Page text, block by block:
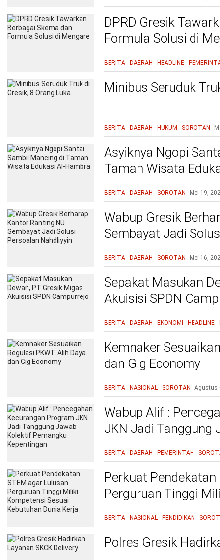
DPRD Gresik
Formula Solusi di
BERITA DAERAH HEADLINE
Minibus Seruduk
BERITA DAERAH HUKUM SOROTAN
Asyiknya Ngopi
Taman Wisata
BERITA DAERAH SOROTAN Mei 19,
Wabup Gresik
Sembayat Jadi
BERITA DAERAH SOROTAN Mei 16,
Sepakat Masukan
Akuisisi SPDN
BERITA DAERAH EKONOMI HEADLINE
Kemnaker
dan Gig Economy
BERITA NASIONAL SOROTAN Agustus
Wabup Alif :
JKN Jadi Tanggung
BERITA DAERAH PEMERINTAH
Perkuat
Perguruan Tinggi
BERITA NASIONAL PENDIDIKAN
Polres Gresik